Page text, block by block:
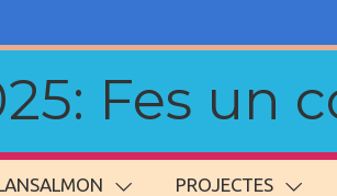
Fes un
PROJECTES